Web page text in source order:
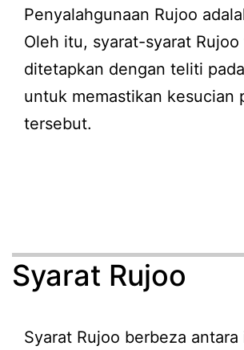
Penyalahgunaan Rujoo
Oleh itu, syarat-syarat Rujoo
ditetapkan dengan teliti
untuk memastikan kesucian
tersebut.
Syarat Rujoo
Syarat Rujoo berbeza